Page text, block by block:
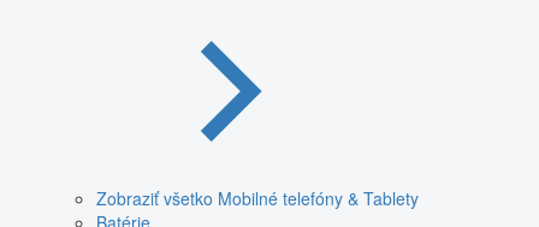
Zobraziť všetko Mobilné telefóny & Tablety
Batérie